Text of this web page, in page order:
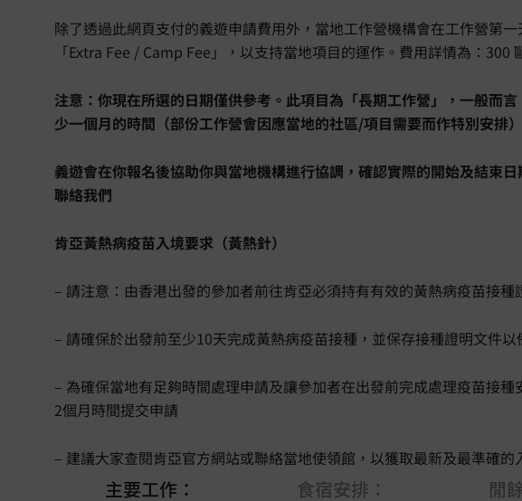
除了透過此網頁支付的義遊申請費用外，當地工作營機構會在工作營第
「Extra Fee / Camp Fee」，以支持當地項目的運作。費用詳情為：300
注意：你現在所選的日期僅供參考。此項目為「長期工作營」，一般而
少一個月的時間（部份工作營會因應當地的社區/項目需要而作特別安排
義遊會在你報名後協助你與當地機構進行協調，確認實際的開始及結束
聯絡我們
肯亞黃熱病疫苗入境要求（黃熱針）
– 請注意：由香港出發的參加者前往肯亞必須持有有效的黃熱病疫苗接種
– 請確保於出發前至少10天完成黃熱病疫苗接種，並保存接種證明文件以
– 為確保當地有足夠時間處理申請及讓參加者在出發前完成處理疫苗接種
2個月時間提交申請
– 建議大家查閱肯亞官方網站或聯絡當地使領館，以獲取最新及最準確的
主要工作： 食宿安排： 閒